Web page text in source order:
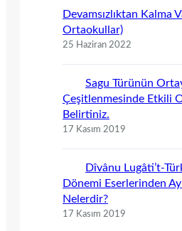
Devamsızlıktan Kalma
Ortaokullar)
25 Haziran 2022
Sagu Türünün
Çeşitlenmesinde Etkili
Belirtiniz.
17 Kasım 2019
Dîvânu Lugâti’t-
Dönemi Eserlerinden
Nelerdir?
17 Kasım 2019